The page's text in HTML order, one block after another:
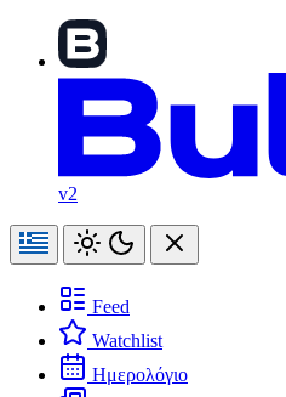
v2
Feed
Watchlist
Ημερολόγιο